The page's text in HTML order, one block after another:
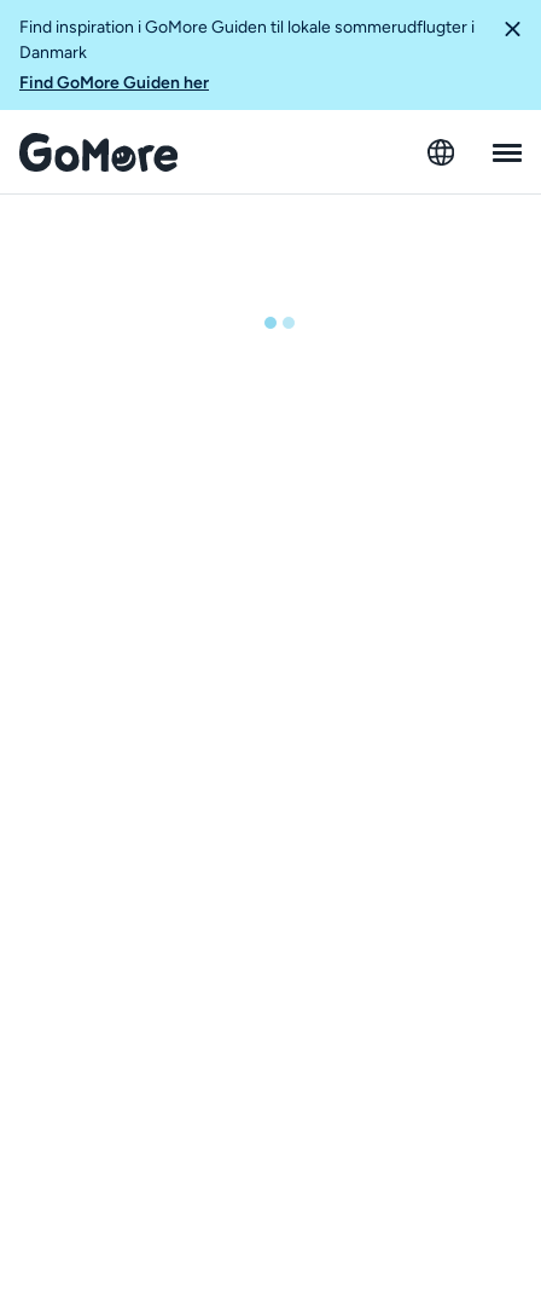
Find inspiration i GoMore Guiden til lokale sommerudflugter i
Danmark
Find GoMore Guiden her